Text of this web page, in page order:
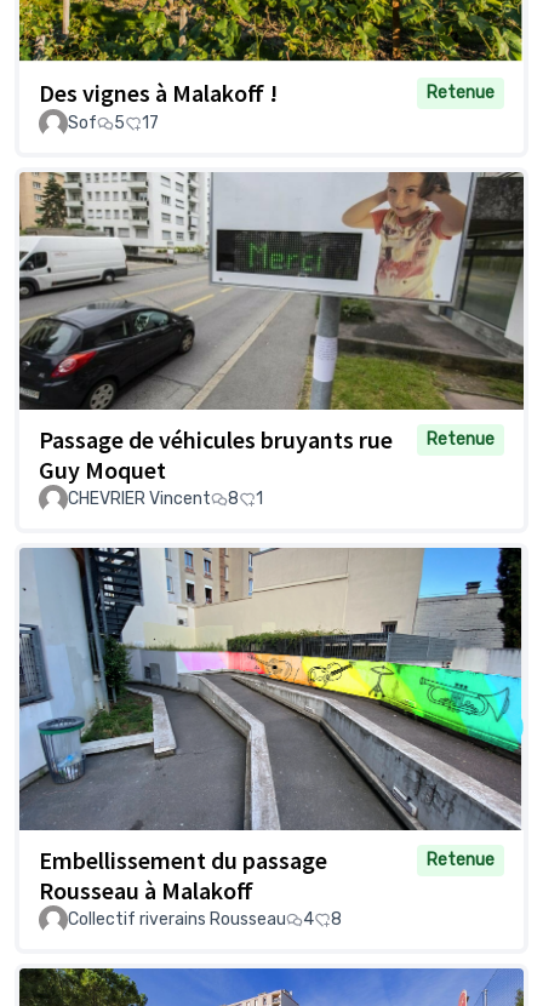
Des vignes à Malakoff !
Retenue
Sof
5 17
Passage de véhicules bruyants rue
Guy Moquet
Retenue
CHEVRIER Vincent 8 1
Embellissement du passage
Rousseau à Malakoff
Retenue
Collectif riverains Rousseau 4 8